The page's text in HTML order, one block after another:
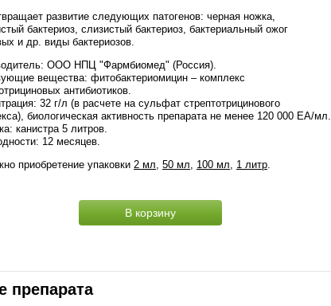
развитие следующих патогенов: черная ножка,
бактериоз, слизистый бактериоз, бактериальный ожог
и др. виды бактериозов.
ООО НПЦ "Фармбиомед" (Россия).
вещества: фитобактериомицин – комплекс
антибиотиков.
32 г/л (в расчете на сульфат стрептотрицинового
биологическая активность препарата не менее 120 000 ЕА/мл.
канистра 5 литров.
12 месяцев.
приобретение упаковки 2 мл, 50 мл, 100 мл, 1 литр.
В корзину
препарата